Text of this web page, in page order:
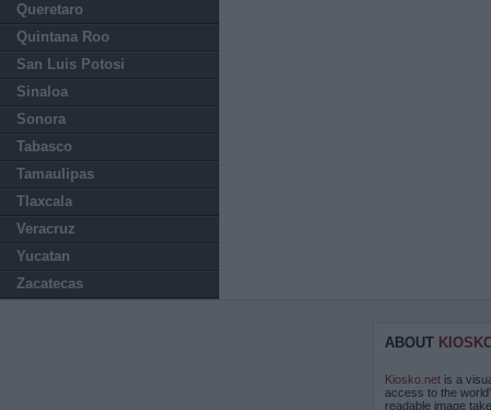
Queretaro
Quintana Roo
San Luis Potosi
Sinaloa
Sonora
Tabasco
Tamaulipas
Tlaxcala
Veracruz
Yucatan
Zacatecas
ABOUT
Kiosko.net is a
access to the
readable image